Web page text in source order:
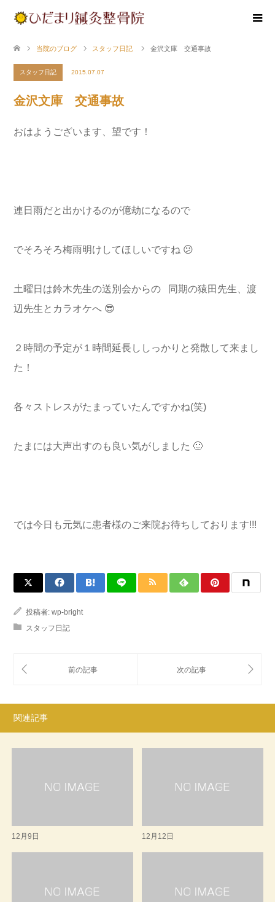
当院のブログ スタッフ日記 金沢文庫 交通事故
スタッフ日記 2015.07.07
金沢文庫 交通事故
おはようございます、望です！
連日雨だと出かけるのが億劫になるので
でそろそろ梅雨明けしてほしいですね 😕
土曜日は鈴木先生の送別会からの 同期の猿田先生、渡
辺先生とカラオケへ 😎
２時間の予定が１時間延長ししっかりと発散して来まし
た！
各々ストレスがたまっていたんですかね(笑)
たまには大声出すのも良い気がしました 🙂
では今日も元気に患者様のご来院お待ちしております!!!
投稿者: wp-bright
スタッフ日記
関連記事
12月9日 12月12日